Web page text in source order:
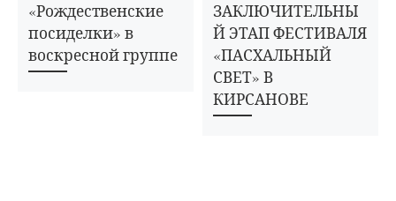
«Рождественские
посиделки» в
воскресной группе
ЗАКЛЮЧИТЕЛЬНЫ
Й ЭТАП ФЕСТИВАЛЯ
«ПАСХАЛЬНЫЙ
СВЕТ» В
КИРСАНОВЕ